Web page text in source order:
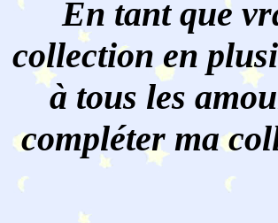
En tant que
collection en
à tous les
compléter ma